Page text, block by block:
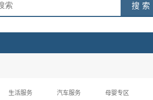
搜 索
生活服务 汽车服务 母婴专区